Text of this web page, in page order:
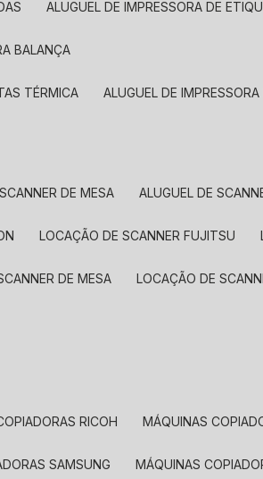
ALUGUEL DE IMPRESSORA DE
BALANÇA
TÉRMICA ALUGUEL DE
SCANNER DE MESA ALUGUEL DE
LOCAÇÃO DE SCANNER FUJITSU
DE MESA LOCAÇÃO DE
RICOH MÁQUINAS
SAMSUNG MÁQUINAS